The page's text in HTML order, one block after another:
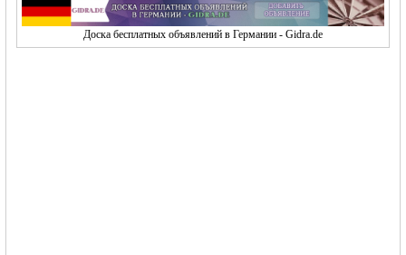
Доска бесплатных объявлений в Германии - Gidra.de